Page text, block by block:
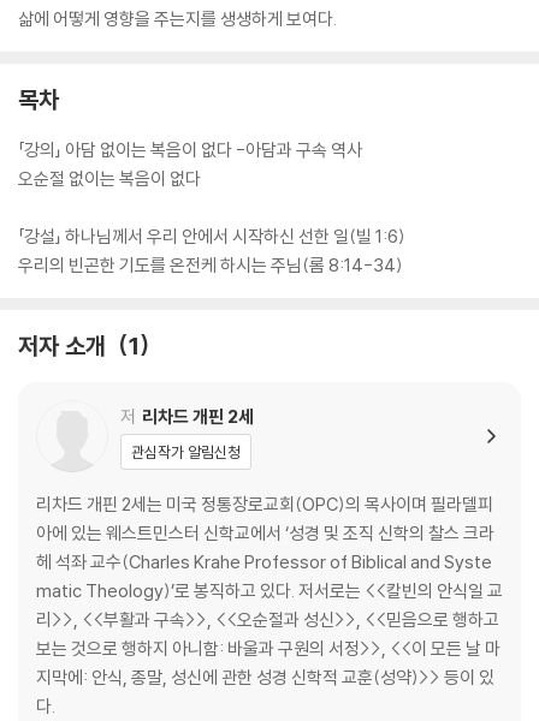
삶에 어떻게 영향을 주는지를 생생하게 보여다.
목차
「강의」 아담 없이는 복음이 없다 -아담과 구속 역사
오순절 없이는 복음이 없다
「강설」 하나님께서 우리 안에서 시작하신 선한 일(빌 1:6)
우리의 빈곤한 기도를 온전케 하시는 주님(롬 8:14-34)
저자 소개 1
저 리차드 개핀 2세
관심작가 알림신청
리차드 개핀 2세는 미국 정통장로교회(OPC)의 목사이며 필라델피
아에 있는 웨스트민스터 신학교에서 ‘성경 및 조직 신학의 찰스 크라
헤 석좌 교수(Charles Krahe Professor of Biblical and Syste
matic Theology)’로 봉직하고 있다. 저서로는 <<칼빈의 안식일 교
리>>, <<부활과 구속>>, <<오순절과 성신>>, <<믿음으로 행하고
보는 것으로 행하지 아니함: 바울과 구원의 서정>>, <<이 모든 날 마
지막에: 안식, 종말, 성신에 관한 성경 신학적 교훈(성약)>> 등이 있
다.